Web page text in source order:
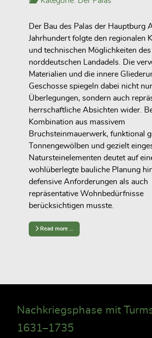
Der Bau des Palas der Hauptburg
Jahrhundert folgte den regionalen
und technischen Möglichkeiten des
norddeutschen Landadels. Die
Materialien und die innere
Geschosse spiegeln dabei nicht
Überlegungen, sondern auch
herrschaftliche Absichten wider.
Kombination aus massivem
Bruchsteinmauerwerk, funktional
Tonnengewölben und gezielt
Natursteinelementen deutet auf
wohlüberlegte bauliche Planung
defensive Anforderungen als auch
repräsentative Wohnbedürfnisse
berücksichtigen musste.
Read more …
Nachkriegsphase mit
1631–1735